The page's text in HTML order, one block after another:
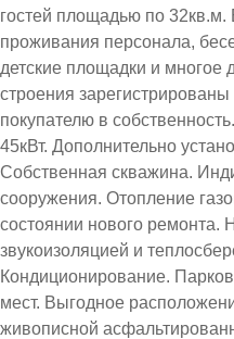
гостей площадью по
проживания персонала,
детские площадки и многое
строения
покупателю в
45кВт. Дополнительно
Собственная скважина.
сооружения. Отопление
состоянии нового ремонта.
звукоизоляцией и
Кондиционирование.
мест. Выгодное
живописной